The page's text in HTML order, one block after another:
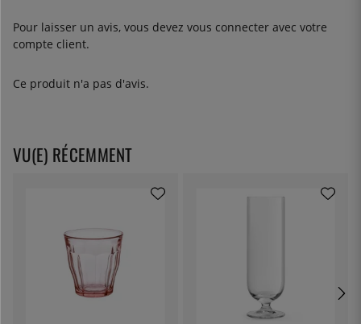
Pour laisser un avis, vous devez vous connecter avec votre
compte client.
Ce produit n'a pas d'avis.
VU(E) RÉCEMMENT